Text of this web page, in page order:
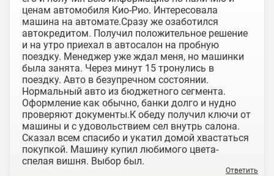
ценам автомобиля Кио-Рио. Интересовала
машина на автомате.Сразу же озаботился
автокредитом. Получил положительное решение
и на утро приехал в автосалон на пробную
поездку. Менеджер уже ждал меня, но машинки
была занята. Через минут 15 тронулись в
поездку. Авто в безупречном состоянии.
Нормальный авто из бюджетного сегмента.
Оформление как обычно, банки долго и нудно
проверяют документы.К обеду получил ключи от
машины и с удовольствием сел внутрь салона.
Сказал всем спасибо и укатил домой хвастаться
покупкой. Машину купил любимого цвета-
спелая вишня. Выбор был.
Ответить